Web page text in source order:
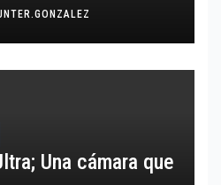
Una cámara que